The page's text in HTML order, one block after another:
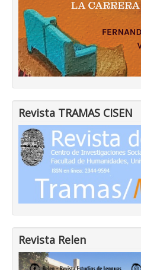
Revista TRAMAS CISEN
Revista Relen